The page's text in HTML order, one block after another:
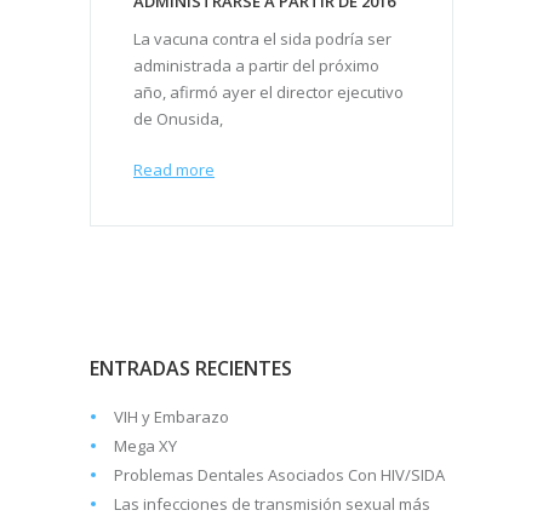
La vacuna contra el sida podría ser
administrada a partir del próximo
año, afirmó ayer el director ejecutivo
de Onusida,
Read more
ENTRADAS RECIENTES
VIH y Embarazo
Mega XY
Problemas Dentales Asociados Con HIV/SIDA
Las infecciones de transmisión sexual más